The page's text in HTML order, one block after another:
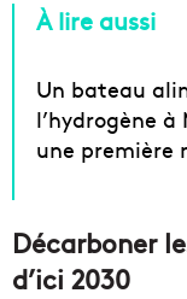
À lire aussi
Un bateau
l’hydrogène à
une première
Décarboner
d’ici 2030